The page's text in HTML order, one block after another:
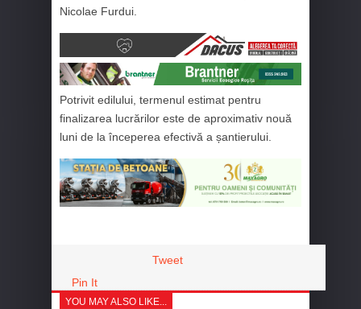
Nicolae Furdui.
Potrivit edilului, termenul estimat pentru
finalizarea lucrărilor este de aproximativ nouă
luni de la începerea efectivă a șantierului.
Tweet
Pin It
YOU MAY ALSO LIKE...